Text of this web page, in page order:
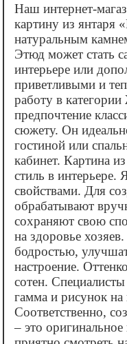
Наш интернет-
картину из янтаря
натуральным
Этюд может стать
интерьере или
приветливыми и
работу в
предпочтение
сюжету. Он
гостиной или
кабинет. Картина
стиль в интерьере.
свойствами. Для
обрабатывают
сохраняют свою
на здоровье
бодростью,
настроение.
сотен.
гамма и рисунок
Соответственно,
– это